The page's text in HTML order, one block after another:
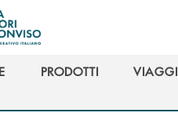
PRODOTTI
VIAGGI